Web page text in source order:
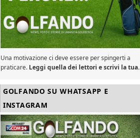
Una motivazione ci deve essere per spingerti a
praticare. Leggi quella dei lettori e scrivi la tua.
GOLFANDO SU WHATSAPP E
INSTAGRAM